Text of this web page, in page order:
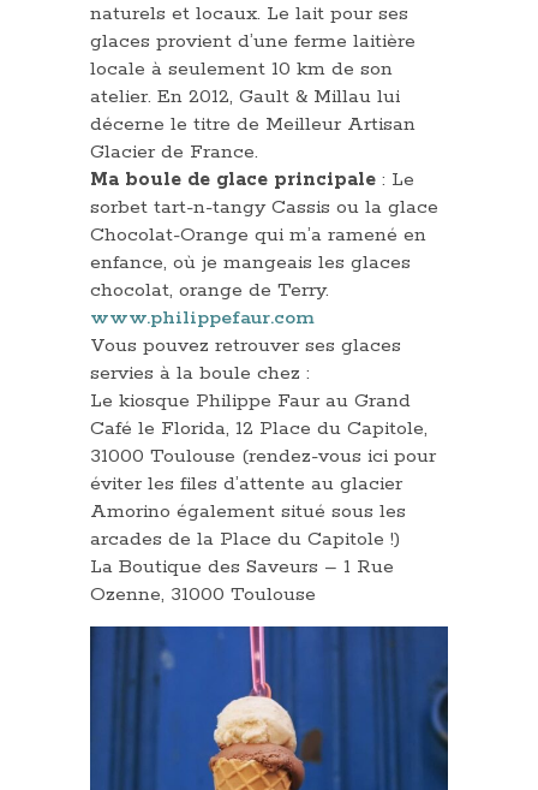
naturels et locaux. Le lait pour ses
glaces provient d’une ferme laitière
locale à seulement 10 km de son
atelier. En 2012, Gault & Millau lui
décerne le titre de Meilleur Artisan
Glacier de France.
Ma boule de glace principale : Le
sorbet tart-n-tangy Cassis ou la glace
Chocolat-Orange qui m’a ramené en
enfance, où je mangeais les glaces
chocolat, orange de Terry.
www.philippefaur.com
Vous pouvez retrouver ses glaces
servies à la boule chez :
Le kiosque Philippe Faur au Grand
Café le Florida, 12 Place du Capitole,
31000 Toulouse (rendez-vous ici pour
éviter les files d’attente au glacier
Amorino également situé sous les
arcades de la Place du Capitole !)
La Boutique des Saveurs – 1 Rue
Ozenne, 31000 Toulouse